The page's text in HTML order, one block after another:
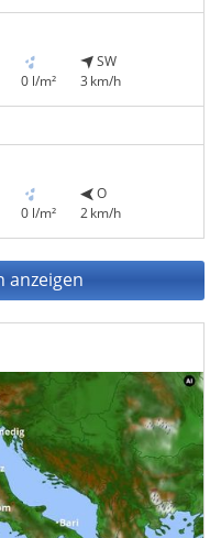
0 l/m²
SW
3 km/h
0 l/m²
O
2 km/h
anzeigen